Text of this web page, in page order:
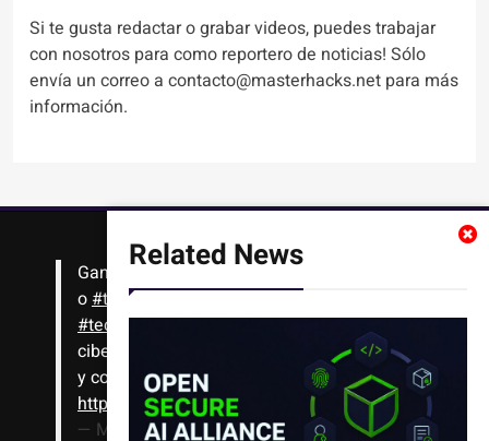
Related News
Si te gusta redactar o grabar videos, puedes trabajar
con nosotros para como reportero de noticias! Sólo
envía un correo a contacto@masterhacks.net para más
información.
Gana #Bitcoinsolo con leer artículos, noticias
o#tutorialesinteresantes de ciencia,
#tecnología,#criptomonedas, seguridad
cibernética y más!! Sólo tienes que registrarte
y comenzar a navegar
https://t.co/1KjkllJEit
— Masterhacks (@Masterhacks_net)August